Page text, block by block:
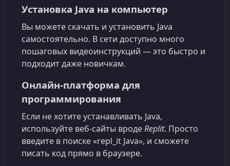
Установка Java на компьютер
Вы можете скачать и установить Java
самостоятельно. В сети доступно много
пошаговых видеоинструкций — это быстро и
подходит даже новичкам.
Онлайн‑платформа для
программирования
Если не хотите устанавливать Java,
используйте веб‑сайты вродеReplit. Просто
введите в поиске «repl_it Java», и сможете
писать код прямо в браузере.